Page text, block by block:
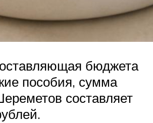
бюджета
пособия, сумма
составляет